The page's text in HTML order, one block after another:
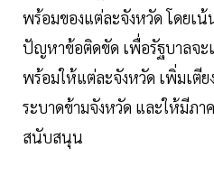
พร้อมของแต่ละจังหวัด โดยเ
ปัญหาข้อติดขัด เพื่อรัฐบาลจ
พร้อมให้แต่ละจังหวัด เพิ่มเตีย
ระบาดข้ามจังหวัด และให้มีภา
สนับสนุน